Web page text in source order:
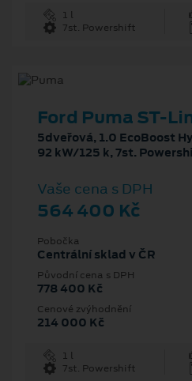
1 l
7st. Powershift
Ford Puma ST-
5dveřová, 1.0 EcoBoost
92 kW/125 k, 7st.
Vaše cena s DPH
564 400 Kč
Pobočka
Centrální sklad v ČR
Původní cena s DPH
778 400 Kč
Cenové zvýhodnění
214 000 Kč
1 l
7st. Powershift